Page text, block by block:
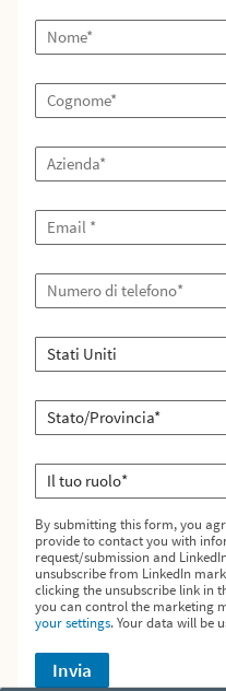
By submitting this form, you
provide to contact you with
request/submission and
unsubscribe from LinkedIn
clicking the unsubscribe link in
you can control the marketing
your settings. Your data will be
Invia